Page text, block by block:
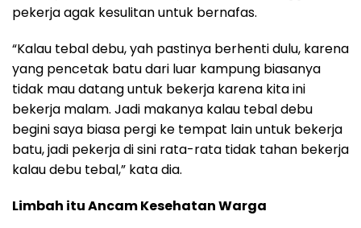
pekerja agak kesulitan untuk bernafas.
“Kalau tebal debu, yah pastinya berhenti dulu, karena
yang pencetak batu dari luar kampung biasanya
tidak mau datang untuk bekerja karena kita ini
bekerja malam. Jadi makanya kalau tebal debu
begini saya biasa pergi ke tempat lain untuk bekerja
batu, jadi pekerja di sini rata-rata tidak tahan bekerja
kalau debu tebal,” kata dia.
Limbah itu Ancam Kesehatan Warga